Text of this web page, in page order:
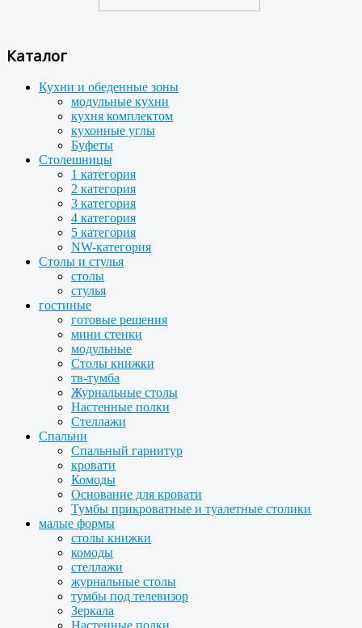
Каталог
Кухни и обеденные зоны
модульные кухни
кухня комплектом
кухонные углы
Буфеты
Столешницы
1 категория
2 категория
3 категория
4 категория
5 категория
NW-категория
Столы и стулья
столы
стулья
гостиные
готовые решения
мини стенки
модульные
Столы книжки
тв-тумба
Журнальные столы
Настенные полки
Стеллажи
Спальни
Спальный гарнитур
кровати
Комоды
Основание для кровати
Тумбы прикроватные и туалетные столики
малые формы
столы книжки
комоды
стеллажи
журнальные столы
тумбы под телевизор
Зеркала